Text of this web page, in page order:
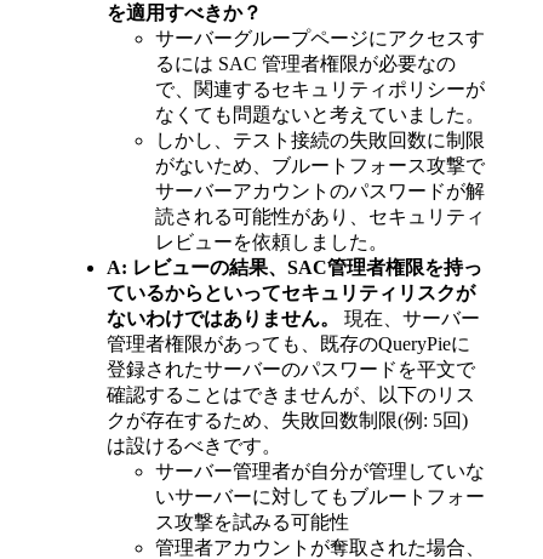
を適用すべきか？
サーバーグループページにアクセスす
るには SAC 管理者権限が必要なの
で、関連するセキュリティポリシーが
なくても問題ないと考えていました。
しかし、テスト接続の失敗回数に制限
がないため、ブルートフォース攻撃で
サーバーアカウントのパスワードが解
読される可能性があり、セキュリティ
レビューを依頼しました。
A: レビューの結果、SAC管理者権限を持っ
ているからといってセキュリティリスクが
ないわけではありません。
現在、サーバー
管理者権限があっても、既存のQueryPieに
登録されたサーバーのパスワードを平文で
確認することはできませんが、以下のリス
クが存在するため、失敗回数制限(例: 5回)
は設けるべきです。
サーバー管理者が自分が管理していな
いサーバーに対してもブルートフォー
ス攻撃を試みる可能性
管理者アカウントが奪取された場合、